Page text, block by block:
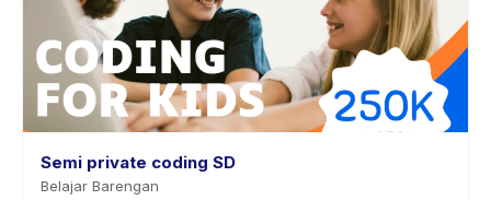
Semi private coding SD
Belajar Barengan